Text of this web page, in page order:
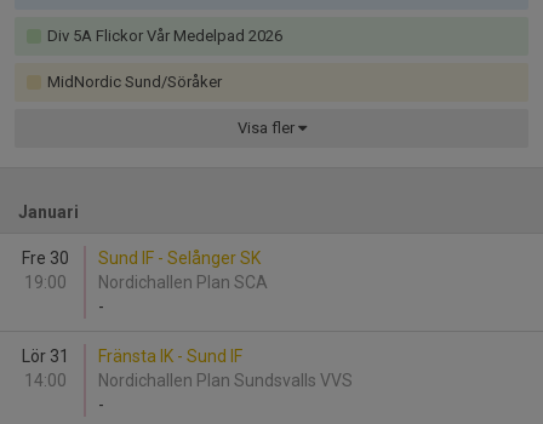
Div 5A Flickor Vår Medelpad 2026
MidNordic Sund/Söråker
Visa fler
Januari
Fre 30
19:00
Sund IF - Selånger SK
Nordichallen Plan SCA
-
Lör 31
14:00
Fränsta IK - Sund IF
Nordichallen Plan Sundsvalls VVS
-